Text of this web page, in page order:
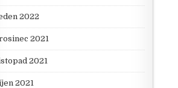
2022
2021
2021
2021